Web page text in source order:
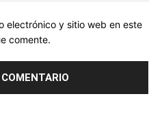
electrónico y sitio web en este
comente.